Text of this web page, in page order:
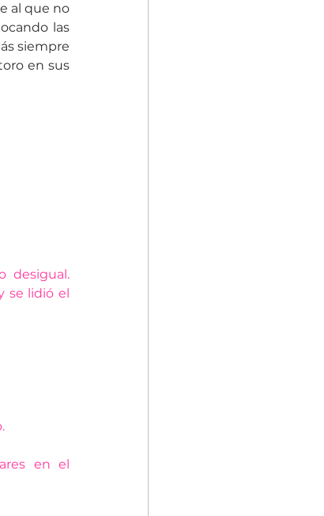
al que no
las
en sus
desigual.
se lidió el
en el